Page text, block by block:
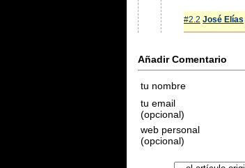
#2.2 José Elías
Añadir Comentario
tu nombre
tu email
(opcional)
web personal
(opcional)